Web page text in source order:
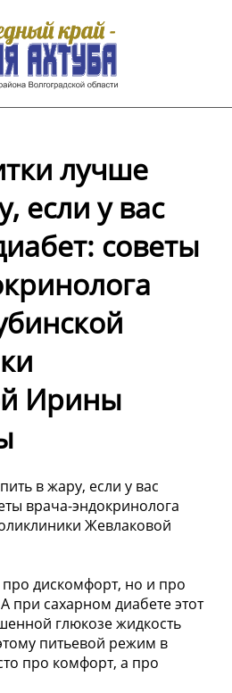
лучше
если у вас
советы
Ирины
в жару, если у вас
врача-эндокринолога
Жевлаковой
дискомфорт, но и про
при сахарном диабете этот
глюкозе жидкость
питьевой режим в
про комфорт, а про